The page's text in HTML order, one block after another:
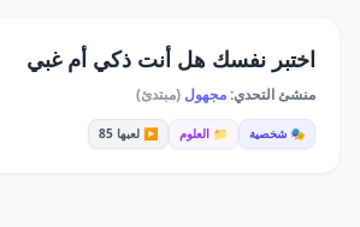
اختبر نفسك هل أنت ذكي أم غبي
منشئ التحدي:مجهول (مبتدئ)
🎭 شخصية 📁 العلوم ▶️ لعبها 85